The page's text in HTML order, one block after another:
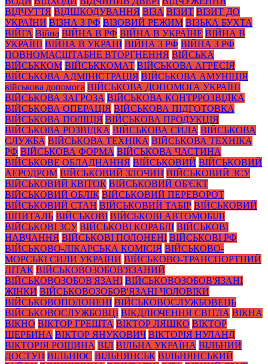
ВІДЧУТТЯ ВІДШКОДУВАННЯ ВІЗА ВІЗИТ ВІЗИТ ДО
УКРАЇНИ ВІЗНА З РФ ВІЗОВИЙ РЕЖИМ ВІЗЬКА БУХТА
ВІЙГА Війна ВІЙНА В РФ ВІЙНА В УКРАЇНЕ ВІЙНА В
УКРАЇНІ ВІЙНА В УКРАНІ ВІЙНА З РФ ВІЙНА З РФ
ПОВНОМАСШТАБНЕ ВТОРГНЕННЯ ВІЙСЬКА
ВІЙСЬККОМ ВІЙСЬККОМАТ ВІЙСЬКОВА АГРЕСІЯ
ВІЙСЬКОВА АДМІНІСТРАЦІЯ ВІЙСЬКОВА АМУНІЦІЯ
військова допомога ВІЙСЬКОВА ДОПОМОГА УКРАЇНІ
ВІЙСЬКОВА ЗАГРОЗА ВІЙСЬКОВА КОНТРРОЗВІДКА
ВІЙСЬКОВА ОПЕРАЦІЯ ВІЙСЬКОВА ПІДГОТОВКА
ВІЙСЬКОВА ПОЛІЦІЯ ВІЙСЬКОВА ПРОДУКЦІЯ
ВІЙСЬКОВА РОЗВІДКА ВІЙСЬКОВА СИЛА ВІЙСЬКОВА
СЛУЖБА ВІЙСЬКОВА ТЕХНІКА ВІЙСЬКОВА ТЕХНІКА
РФ ВІЙСЬКОВА ФОРМА ВІЙСЬКОВА ЧАСТИНА
ВІЙСЬКОВЕ ОБЛАДНАННЯ ВІЙСЬКОВИЙ ВІЙСЬКОВИЙ
АЕРОДРОМ ВІЙСЬКОВИЙ ЗЛОЧИН ВІЙСЬКОВИЙ ЗСУ
ВІЙСЬКОВИЙ КВІТОК ВІЙСЬКОВИЙ ОБ'ЄКТ
ВІЙСЬКОВИЙ ОБЛІК ВІЙСЬКОВИЙ ПЕРЕВОРОТ
ВІЙСЬКОВИЙ СТАН ВІЙСЬКОВИЙ ТАБІР ВІЙСЬКОВИЙ
ШПИТАЛЬ ВІЙСЬКОВІ ВІЙСЬКОВІ АВТОМОБІЛІ
ВІЙСЬКОВІ ЗСУ ВІЙСЬКОВІ КОРАБЛІ ВІЙСЬКОВІ
НАВЧАННЯ ВІЙСЬКОВІ ПОЛОНЕНІ ВІЙСЬКОВІ РФ
ВІЙСЬКОВО-ЛІКАРСЬКА КОМІСІЯ ВІЙСЬКОВО-
МОРСЬКІ СИЛИ УКРАЇНИ ВІЙСЬКОВО-ТРАНСПОРТНИЙ
ЛІТАК ВІЙСЬКОВОЗОБОВ'ЯЗАНИЙ
ВІЙСЬКОВОЗОБОВ'ЯЗАНІ ВІЙСЬКОВОЗОБОВ'ЯЗАНІ
ЖІНКИ ВІЙСЬКОВОЗОБОВ'ЯЗАНІ ЧОЛОВІКИ
ВІЙСЬКОВОПОЛОНЕНІ ВІЙСЬКОВОСЛУЖБОВЕЦЬ
ВІЙСЬКОВОСЛУЖБОВЦІ ВІКДЛЮЧЕННЯ СВІТЛА ВІКНА
ВІКНО ВІКТОР ГРЕШТА ВІКТОР ЛЯШКО ВІКТОР
ЩЕРБИНА ВІКТОР ЯНУКОВИЧ ВІКТОРІЯ НУЛАНД
ВІКТОРІЯ РОЩИНА ВІЛ ВІЛЬНА УКРАЇНА ВІЛЬНИЙ
ДОСТУП ВІЛЬНЮС ВІЛЬНЯНСЬК ВІЛЬНЯНСЬКИЙ